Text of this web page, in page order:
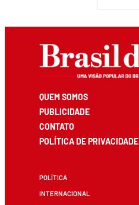
QUEM SOMOS
PUBLICIDADE
CONTATO
POLÍTICA DE PRIVACIDADE
POLÍTICA
INTERNACIONAL